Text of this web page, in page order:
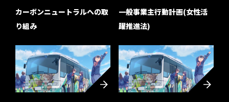
カーボンニュートラルへの取
り組み
一般事業主行動計画(女性活
躍推進法)